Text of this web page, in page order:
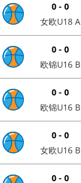
0 - 0
女欧U18 A
0 - 0
欧锦U16 B
0 - 0
欧锦U16 B
0 - 0
女欧U16 B
0 - 0